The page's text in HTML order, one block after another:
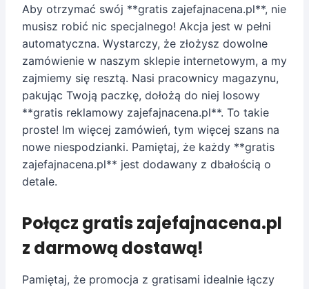
Aby otrzymać swój **gratis zajefajnacena.pl**, nie
musisz robić nic specjalnego! Akcja jest w pełni
automatyczna. Wystarczy, że złożysz dowolne
zamówienie w naszym sklepie internetowym, a my
zajmiemy się resztą. Nasi pracownicy magazynu,
pakując Twoją paczkę, dołożą do niej losowy
**gratis reklamowy zajefajnacena.pl**. To takie
proste! Im więcej zamówień, tym więcej szans na
nowe niespodzianki. Pamiętaj, że każdy **gratis
zajefajnacena.pl** jest dodawany z dbałością o
detale.
Połącz gratis zajefajnacena.pl
z darmową dostawą!
Pamiętaj, że promocja z gratisami idealnie łączy